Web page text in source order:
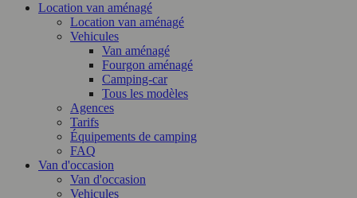
Location van aménagé
Location van aménagé
Vehicules
Van aménagé
Fourgon aménagé
Camping-car
Tous les modèles
Agences
Tarifs
Équipements de camping
FAQ
Van d'occasion
Van d'occasion
Vehicules